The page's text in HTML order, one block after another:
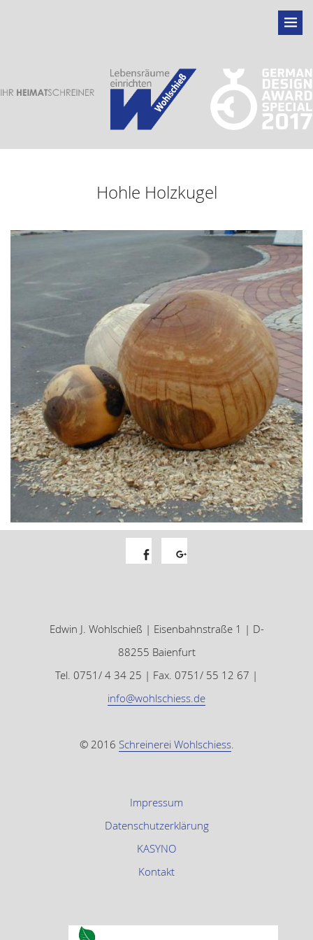
Hohle Holzkugel
Edwin J. Wohlschieß | Eisenbahnstraße 1 | D-
88255 Baienfurt
Tel. 0751/ 4 34 25 | Fax. 0751/ 55 12 67 |
info@wohlschiess.de
© 2016 Schreinerei Wohlschiess.
Impressum
Datenschutzerklärung
KASYNO
Kontakt